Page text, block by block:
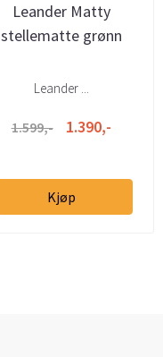
Leander Matty
stellematte grønn
Leander ...
1.599,- 1.390,-
Kjøp